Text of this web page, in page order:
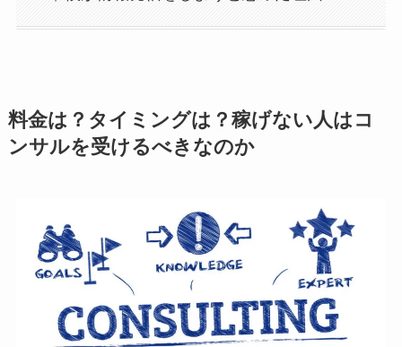
料金は？タイミングは？稼げない人はコ
ンサルを受けるべきなのか